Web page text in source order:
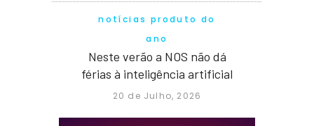
notícias produto do
ano
Neste verão a NOS não dá
férias à inteligência artificial
20 de Julho, 2026